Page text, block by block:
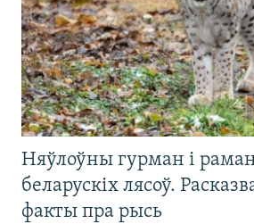
Няўлоўны гурман і
беларускіх лясоў.
факты пра рысь